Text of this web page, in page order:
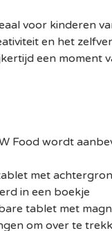
voor kinderen
en het
een moment
Food wordt
met
in een boekje
tablet met
om over te